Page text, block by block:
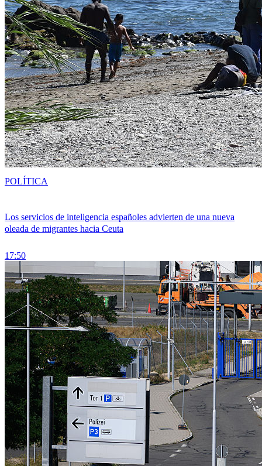
Los servicios de inteligencia españoles advierten de una nueva
oleada de migrantes hacia Ceuta
17:50
POLÍTICA